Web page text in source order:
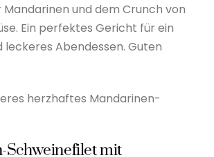
und dem Crunch von
Ein perfektes Gericht für ein
Abendessen. Guten
herzhaftes Mandarinen-
Schweinefilet mit